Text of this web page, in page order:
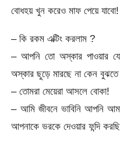
বোধহয় খুন করেও মাফ পেয়ে যাবো!
– কি রকম এক্টিং করলাম ?
– আপনি তো অস্কার পাওয়ার
অস্কার ছুড়ে মারছে না কেন বুঝতে
– তোমরা মেয়েরা আসলে বোকা!
– আমি জীবনে ভাবিনি আপনি
আপনাকে ভরকে দেওয়ার ফন্দি